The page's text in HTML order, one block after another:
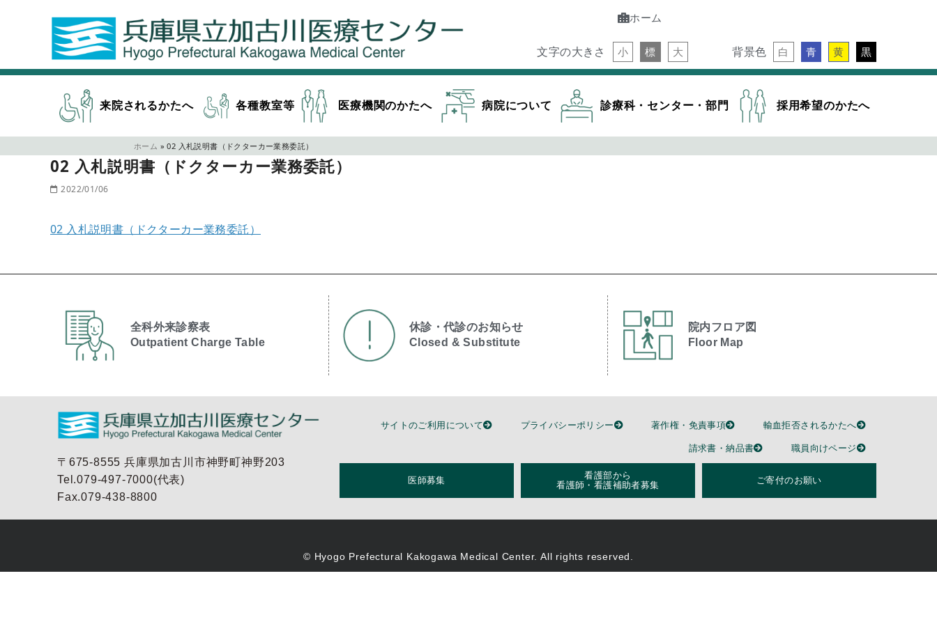
ホーム
文字の大きさ 小 標 大 背景色 白 青 黄 黒
来院されるかたへ 各種教室等 医療機関のかたへ 病院について 診療科・センター・部門 採用希望のかたへ
ホーム » 02 入札説明書（ドクターカー業務委託）
02 入札説明書（ドクターカー業務委託）
2022/01/06
02 入札説明書（ドクターカー業務委託）
全科外来診察表
Outpatient Charge Table​
休診・代診のお知らせ
Closed & Substitute​
院内フロア図
Floor Map
〒675-8555 兵庫県加古川市神野町神野203
Tel.079-497-7000(代表)
Fax.079-438-8800
サイトのご利用について プライバシーポリシー 著作権・免責事項 輸血拒否されるかたへ
請求書・納品書 職員向けページ
医師募集
看護部から
看護師・看護補助者募集
ご寄付のお願い
© Hyogo Prefectural Kakogawa Medical Center. All rights reserved.